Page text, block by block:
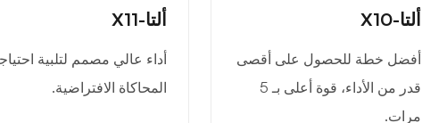
ألتا-X10
أفضل خطة للحصول على أقصى
قدر من الأداء، قوة أعلى بـ 5
مرات.
ألتا-X11
أداء عالي مصمم لتلبية
المحاكاة الافتراضية.